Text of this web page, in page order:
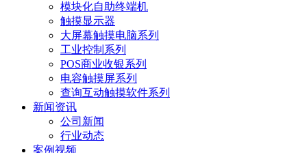
模块化自助终端机
触摸显示器
大屏幕触摸电脑系列
工业控制系列
POS商业收银系列
电容触摸屏系列
查询互动触摸软件系列
新闻资讯
公司新闻
行业动态
案例视频